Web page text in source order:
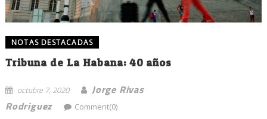
NOTAS DESTACADAS
Tribuna de La Habana: 40 años
octubre 7, 2020
Jorge Rivas
Rodriguez
Comment(0)